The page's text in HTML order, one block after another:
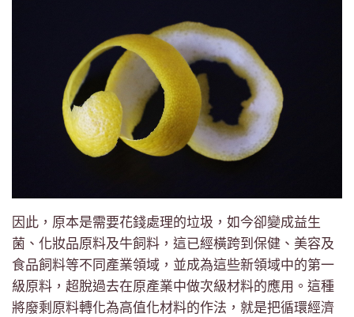
因此，原本是需要花錢處理的垃圾，如今卻變成益生
菌、化妝品原料及牛飼料，這已經橫跨到保健、美容及
食品飼料等不同產業領域，並成為這些新領域中的第一
級原料，超脫過去在原產業中做次級材料的應用。這種
將廢剩原料轉化為高值化材料的作法，就是把循環經濟